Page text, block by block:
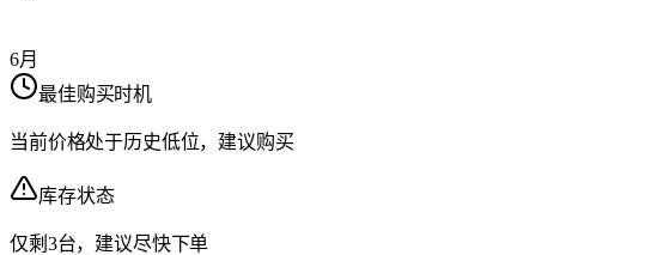
6月
最佳购买时机
当前价格处于历史低位，建议购买
库存状态
仅剩3台，建议尽快下单